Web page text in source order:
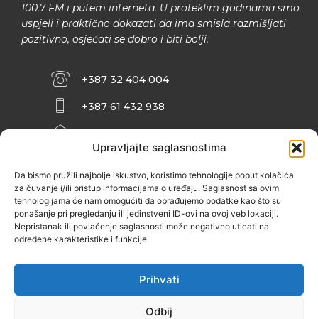
Upravljajte saglasnostima
Da bismo pružili najbolje iskustvo, koristimo tehnologije poput kolačića
za čuvanje i/ili pristup informacijama o uređaju. Saglasnost sa ovim
tehnologijama će nam omogućiti da obrađujemo podatke kao što su
ponašanje pri pregledanju ili jedinstveni ID-ovi na ovoj veb lokaciji.
Nepristanak ili povlačenje saglasnosti može negativno uticati na
određene karakteristike i funkcije.
Prihvati
Odbij
100.7 FM i putem interneta. U proteklim godinama smo
uspjeli i praktično dokazati da ima smisla razmišljati
pozitivno, osjećati se dobro i biti bolji.
+387 32 404 004
+387 61 432 938
INFO@ZENIT.BA
ZENIČANKA, 3. SPRAT), 72000 ZENICA